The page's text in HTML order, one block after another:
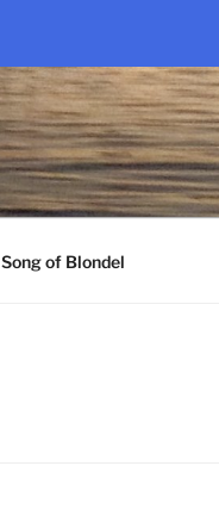
Song of Blondel